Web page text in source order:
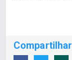
Compartilhar